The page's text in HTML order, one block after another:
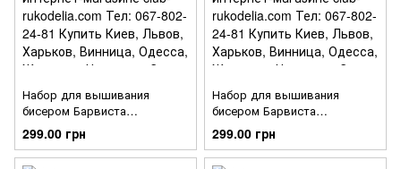
Набор для вышивания
бисером Барвиста
Вышиванка Сшитая
Пасхальная игрушка 10х13
ТР351аБ1013k
299.00 грн
Набор для вышивания
бисером Барвиста
Вышиванка Сшитая
Пасхальная игрушка 10х13
ТР350аБ1013k
299.00 грн